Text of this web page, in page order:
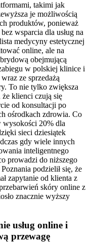
takimi jak
je możliwością
produktów, ponieważ
wsparcia dla usług na
medycyny estetycznej
online, ale na
obejmującą
w polskiej klinice i
ze sprzedażą
To nie tylko zwiększa
że klienci czują się
od konsultacji po
ośrodkach zdrowia. Co
wysokości 20% dla
sieci dziesiątek
gdy wiele innych
inteligentnego
prowadzi do niższego
podzielił się, że
zapytanie od klienta z
skóry online z
znacznie wyższy
usług online i
przewagę